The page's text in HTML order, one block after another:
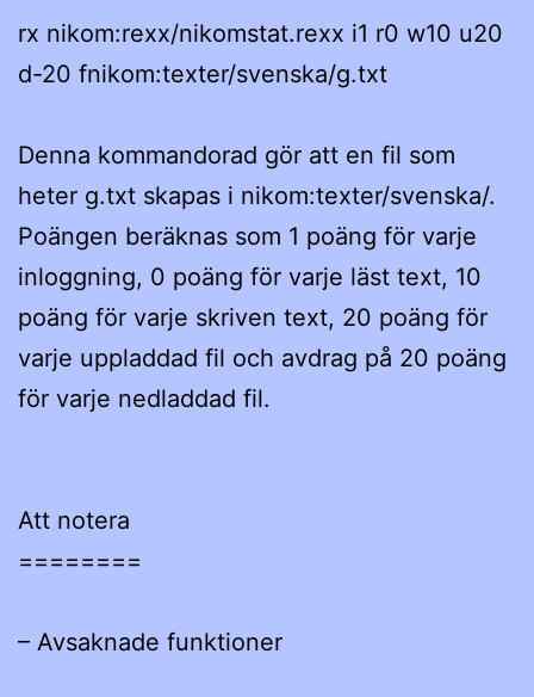
rx nikom:rexx/nikomstat.rexx i1 r0 w10 u20
d-20 fnikom:texter/svenska/g.txt
Denna kommandorad gör att en fil som
heter g.txt skapas i nikom:texter/svenska/.
Poängen beräknas som 1 poäng för varje
inloggning, 0 poäng för varje läst text, 10
poäng för varje skriven text, 20 poäng för
varje uppladdad fil och avdrag på 20 poäng
för varje nedladdad fil.
Att notera
========
– Avsaknade funktioner